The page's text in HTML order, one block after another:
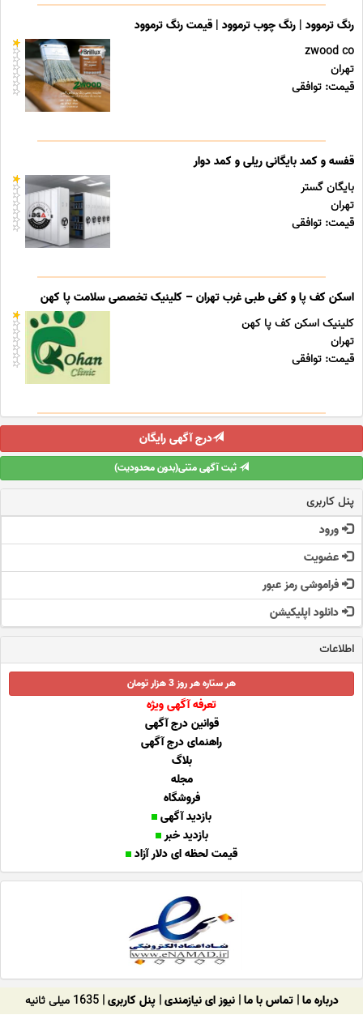
رنگ ترموود | رنگ چوب ترموود | قیمت رنگ ترموود
zwood co
تهران
قیمت: توافقی
قفسه و کمد بایگانی ریلی و کمد دوار
بایگان گستر
تهران
قیمت: توافقی
اسکن کف پا و کفی طبی غرب تهران – کلینیک تخصصی سلامت پا کهن
کلینیک اسکن کف پا کهن
تهران
قیمت: توافقی
درج آگهی رایگان
ثبت آگهی متنی(بدون محدودیت)
پنل کاربری
ورود
عضویت
فراموشی رمز عبور
دانلود اپلیکیشن
اطلاعات
هر ستاره هر روز 3 هزار تومان
تعرفه آگهی ویژه
قوانین درج آگهی
راهنمای درج آگهی
بلاگ
مجله
فروشگاه
بازدید آگهی
بازدید خبر
قیمت لحظه ای دلار آزاد
درباره ما|تماس با ما|نیوز ای نیازمندی|پنل کاربری| 1635 میلی ثانیه